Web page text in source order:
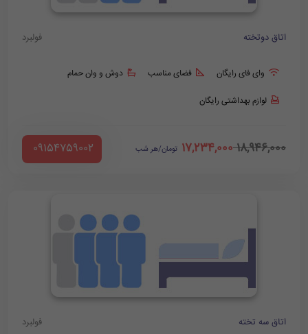
اتاق دوتخته فولبرد
وای فای رایگان فضای مناسب دوش و وان حمام
لوازم بهداشتی رایگان
18,946,000
17,234,000 تومان/هر شب ‪ 09154759002
اتاق سه تخته فولبرد